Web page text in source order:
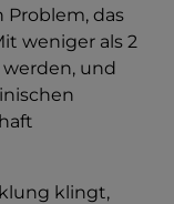
Problem, das
weniger als 2
und
klingt,